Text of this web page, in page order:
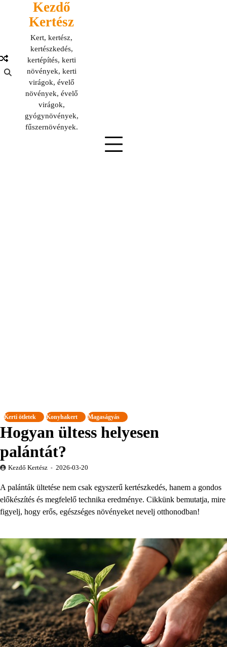
Kezdő
Kertész
Kert, kertész,
kertészkedés,
kertépítés, kerti
növények, kerti
virágok, évelő
növények, évelő
virágok,
gyógynövények,
fűszernövények.
Kerti ötletek Konyhakert Magaságyás
Hogyan ültess helyesen
palántát?
Kezdő Kertész 2026-03-20
A palánták ültetése nem csak egyszerű kertészkedés, hanem a gondos
előkészítés és megfelelő technika eredménye. Cikkünk bemutatja, mire
figyelj, hogy erős, egészséges növényeket nevelj otthonodban!